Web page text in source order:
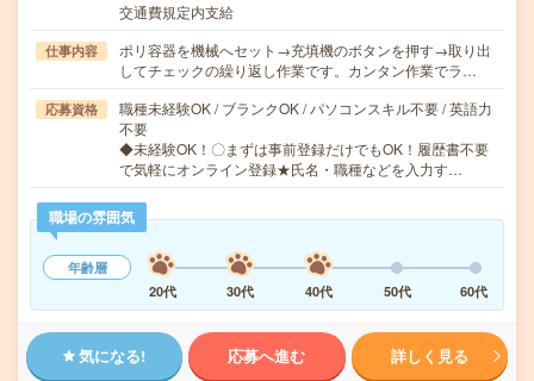
交通費規定内支給
仕事内容
ポリ容器を機械へセット→充填機のボタンを押す→取り出
してチェックの繰り返し作業です。カンタン作業でラ…
応募資格
職種未経験OK / ブランクOK / パソコンスキル不要 / 英語力
不要
◆未経験OK！〇まずは事前登録だけでもOK！履歴書不要
で気軽にオンライン登録★氏名・職種などを入力す…
職場の雰囲気
年齢層
20代
30代 40代 50代 60代
気になる! 応募へ進む 詳しく見る